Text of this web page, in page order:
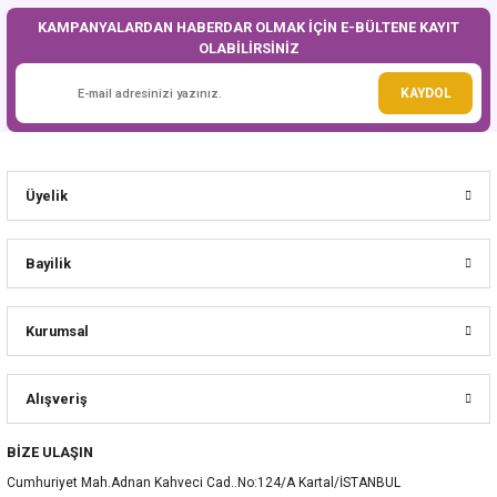
Sepete Ekle
Kaligrafi Sünnetimize Hoşgeldiniz Banner
50,00 TL
KAMPANYALARDAN HABERDAR OLMAK İÇİN E-BÜLTENE KAYIT
OLABİLİRSİNİZ
KAYDOL
Üyelik
Bayilik
Kurumsal
Alışveriş
BİZE ULAŞIN
Cumhuriyet Mah.Adnan Kahveci Cad..No:124/A Kartal/İSTANBUL